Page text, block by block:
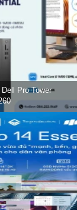
Pro Tower